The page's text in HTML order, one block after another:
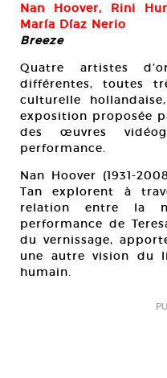
Nan Hoover, Rini
María Díaz Nerio
Breeze
Quatre artistes
différentes, toutes
culturelle
exposition proposée
des œuvres
performance.
Nan Hoover (1931-
Tan explorent à
relation entre la
performance de
du vernissage,
une autre vision du
humain.